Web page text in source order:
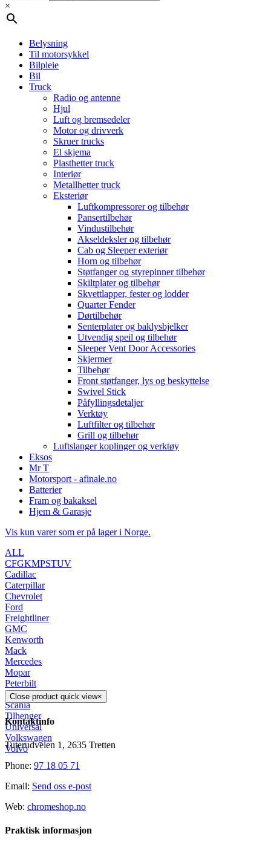
×
Belysning
Til motorsykkel
Bilpleie
Bil
Truck
Radio og antenne
Hjul
Luft og bremsedeler
Motor og drivverk
Skruer trucks
El skjema
Plasthetter truck
Interiør
Metallhetter truck
Eksteriør
Luftkompressorer og tilbehør
Pansertilbehør
Vindustilbehør
Akseldeksler og tilbehør
Cab og Sleeper exteriør
Horn og tilbehør
Støtfanger og styrepinner tilbehør
Skiltplater og tilbehør
Skvettlapper, fester og lodder
Quarter Fender
Dørtilbehør
Senterplater og baklysbjelker
Utvendig speil og tilbehør
Sleeper Vent Door Accessories
Skjermer
Tilbehør
Front støtfanger, lys og beskyttelse
Swivel Stick
Påfyllingsdetaljer
Verktøy
Luftfilter og tilbehør
Grill og tilbehør
Luftslanger koplinger og verktøy
Eksos
Mr T
Motorsport - afinale.no
Batterier
Fram og bakaksel
Hjem & Garasje
Vis kun varer som er på lager i Norge.
ALL
CFGKMPSTUV
Cadillac
Caterpillar
Chevrolet
Ford
Freightliner
GMC
Kenworth
Mack
Mercedes
Mopar
Peterbilt
Pontiac
Scania
Tilhenger
Universal
Volkswagen
Volvo
Close product quick view×
Kontaktinfo
Tuterudveien 1, 2635 Tretten
Phone: 97 18 05 71
Email: Send oss e-post
Web: chromeshop.no
Praktisk informasjon